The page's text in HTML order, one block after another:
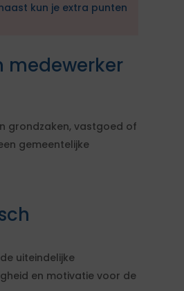
kun je extra punten
medewerker
grondzaken, vastgoed of
gemeentelijke
uiteindelijke
en motivatie voor de